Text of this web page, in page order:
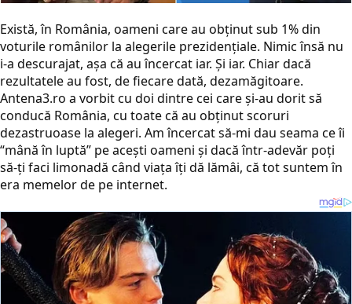
Există, în România, oameni care au obţinut sub 1% din
voturile românilor la alegerile prezidenţiale. Nimic însă nu
i-a descurajat, aşa că au încercat iar. Şi iar. Chiar dacă
rezultatele au fost, de fiecare dată, dezamăgitoare.
Antena3.ro a vorbit cu doi dintre cei care şi-au dorit să
conducă România, cu toate că au obţinut scoruri
dezastruoase la alegeri. Am încercat să-mi dau seama ce îi
“mână în luptă” pe aceşti oameni şi dacă într-adevăr poţi
să-ţi faci limonadă când viaţa îţi dă lămâi, că tot suntem în
era memelor de pe internet.